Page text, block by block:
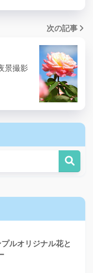
次の記事
景撮影
ルオリジナル花と